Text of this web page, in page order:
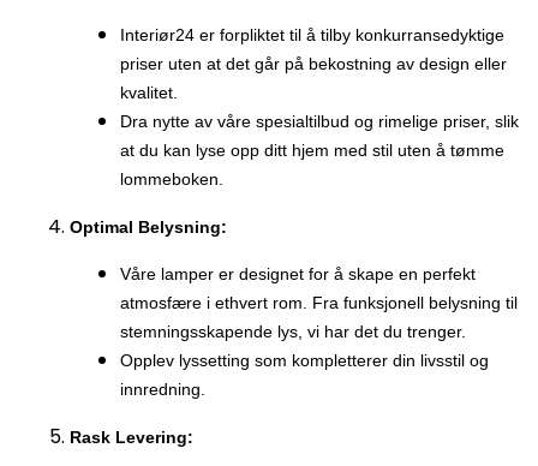
Interiør24 er forpliktet til å tilby konkurransedyktige
priser uten at det går på bekostning av design eller
kvalitet.
Dra nytte av våre spesialtilbud og rimelige priser, slik
at du kan lyse opp ditt hjem med stil uten å tømme
lommeboken.
Optimal Belysning:
Våre lamper er designet for å skape en perfekt
atmosfære i ethvert rom. Fra funksjonell belysning til
stemningsskapende lys, vi har det du trenger.
Opplev lyssetting som kompletterer din livsstil og
innredning.
Rask Levering: